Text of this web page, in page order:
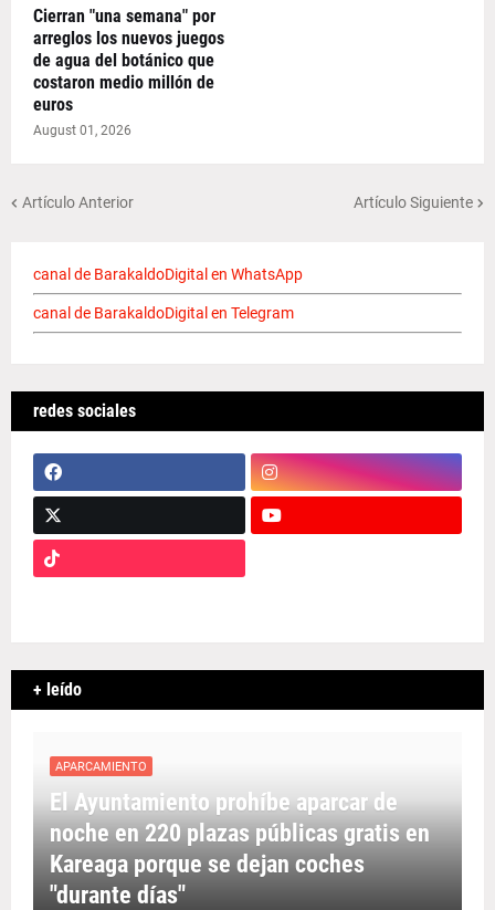
Cierran "una semana" por
arreglos los nuevos juegos
de agua del botánico que
costaron medio millón de
euros
August 01, 2026
Artículo Anterior Artículo Siguiente
canal de BarakaldoDigital en WhatsApp
canal de BarakaldoDigital en Telegram
redes sociales
+ leído
APARCAMIENTO
El Ayuntamiento prohíbe aparcar de
noche en 220 plazas públicas gratis en
Kareaga porque se dejan coches
"durante días"